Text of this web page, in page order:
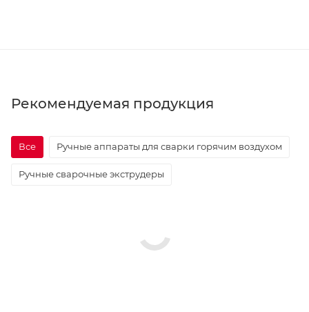
Рекомендуемая продукция
Все Ручные аппараты для сварки горячим воздухом
Ручные сварочные экструдеры